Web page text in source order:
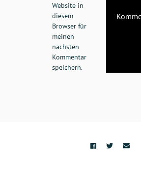
Website in
diesem
Browser für
meinen
nächsten
Kommentar
speichern.